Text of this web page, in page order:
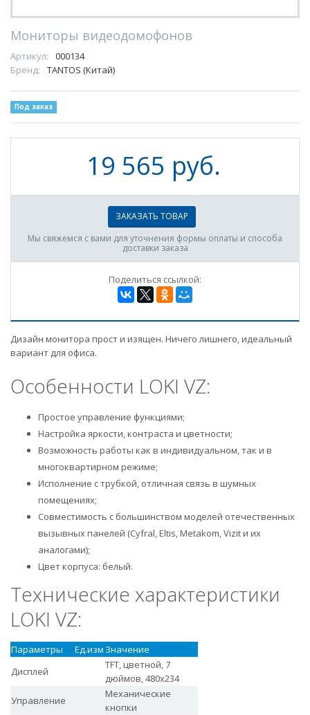
Мониторы видеодомофонов
Артикул:
000134
Бренд:
TANTOS (Китай)
Под заказ
19 565 руб.
ЗАКАЗАТЬ ТОВАР
Мы свяжемся с вами для уточнения формы оплаты и способа
доставки заказа
Поделиться ссылкой:
Дизайн монитора прост и изящен. Ничего лишнего, идеальный
вариант для офиса.
Особенности LOKI VZ:
Простое управление функциями;
Настройка яркости, контраста и цветности;
Возможность работы как в индивидуальном, так и в
многоквартирном режиме;
Исполнение c трубкой, отличная связь в шумных
помещениях;
Совместимость с большинством моделей отечественных
вызывных панелей (Cyfral, Eltis, Metakom, Vizit и их
аналогами);
Цвет корпуса: белый.
Технические характеристики
LOKI VZ:
Параметры Ед.изм Значение
Дисплей
TFT, цветной, 7
дюймов, 480x234
Управление
Механические
кнопки